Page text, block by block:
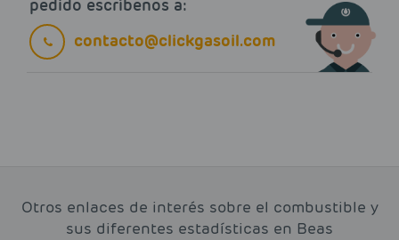
pedido escríbenos a:
contacto@clickgasoil.com
Otros enlaces de interés sobre el combustible y
sus diferentes estadísticas en Beas